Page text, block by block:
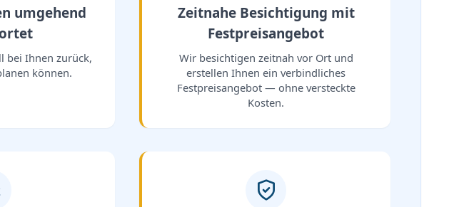
umgehend
bei Ihnen zurück,
können.
Zeitnahe Besichtigung mit
Festpreisangebot
Wir besichtigen zeitnah vor Ort und
erstellen Ihnen ein verbindliches
Festpreisangebot — ohne versteckte
Kosten.